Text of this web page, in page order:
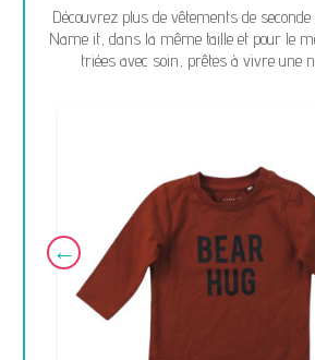
Découvrez plus de vêtements de
Name it, dans la même taille et pour le
triées avec soin, prêtes à vivre une